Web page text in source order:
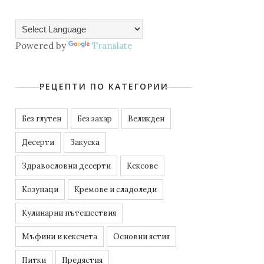
Powered by Translate
РЕЦЕПТИ ПО КАТЕГОРИИ
Без глутен Без захар Великден
Десерти Закуска
Здравословни десерти Кексове
Козунаци Кремове и сладоледи
Кулинарни пътешествия
Мъфини и кексчета Основни ястия
Питки Предястия